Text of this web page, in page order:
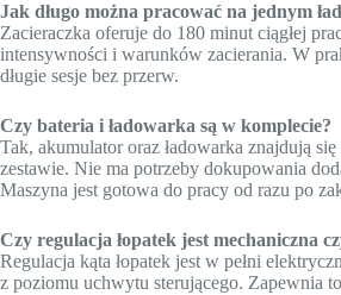
Jak długo można pracować na jednym
Zacieraczka oferuje do 180 minut ciągłej
intensywności i warunków zacierania. W
długie sesje bez przerw.
Czy bateria i ładowarka są w komplecie?
Tak, akumulator oraz ładowarka znajdują
zestawie. Nie ma potrzeby dokupowania
Maszyna jest gotowa do pracy od razu po
Czy regulacja łopatek jest mechaniczna
Regulacja kąta łopatek jest w pełni
z poziomu uchwytu sterującego. Zapewnia